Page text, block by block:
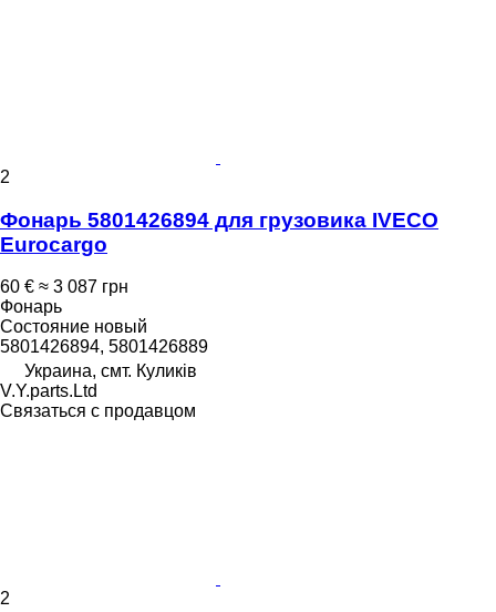
2
Фонарь 5801426894 для грузовика IVECO
Eurocargo
60 € ≈ 3 087 грн
Фонарь
Состояние новый
5801426894, 5801426889
Украина, смт. Куликів
V.Y.parts.Ltd
Связаться с продавцом
2